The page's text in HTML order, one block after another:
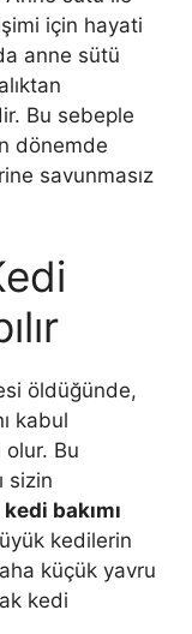
için hayati
anne sütü
Bu sebeple
dönemde
savunmasız
öldüğünde,
kabul
Bu
sizin
bakımı
kedilerin
küçük yavru
kedi